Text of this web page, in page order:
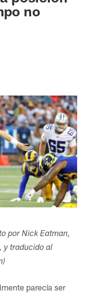
no
por Nick Eatman,
y traducido al
parecía ser